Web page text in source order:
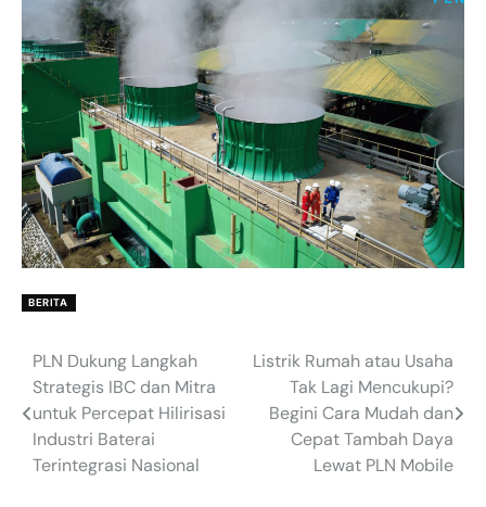
BERITA
Post
navigation
PLN Dukung Langkah
Strategis IBC dan Mitra
untuk Percepat Hilirisasi
Industri Baterai
Terintegrasi Nasional
Listrik Rumah atau Usaha
Tak Lagi Mencukupi?
Begini Cara Mudah dan
Cepat Tambah Daya
Lewat PLN Mobile